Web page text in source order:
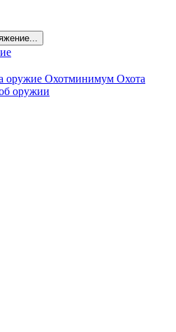
оружие Охотминимум Охота
оружии